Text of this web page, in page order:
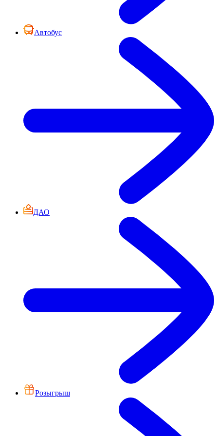
Автобус
ДАО
Розыгрыш